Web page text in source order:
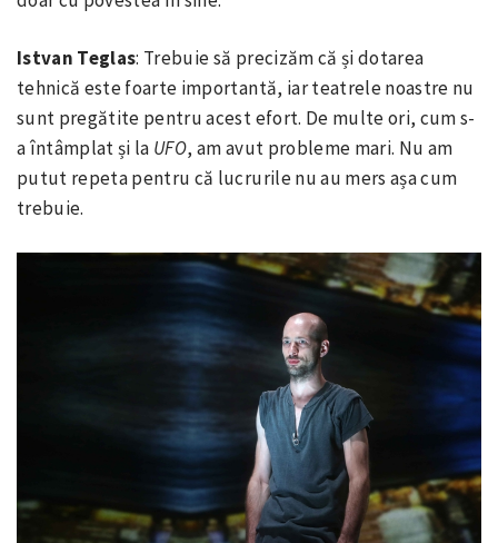
Istvan Teglas: Trebuie să precizăm că și dotarea
tehnică este foarte importantă, iar teatrele noastre nu
sunt pregătite pentru acest efort. De multe ori, cum s-
a întâmplat și la UFO, am avut probleme mari. Nu am
putut repeta pentru că lucrurile nu au mers așa cum
trebuie.